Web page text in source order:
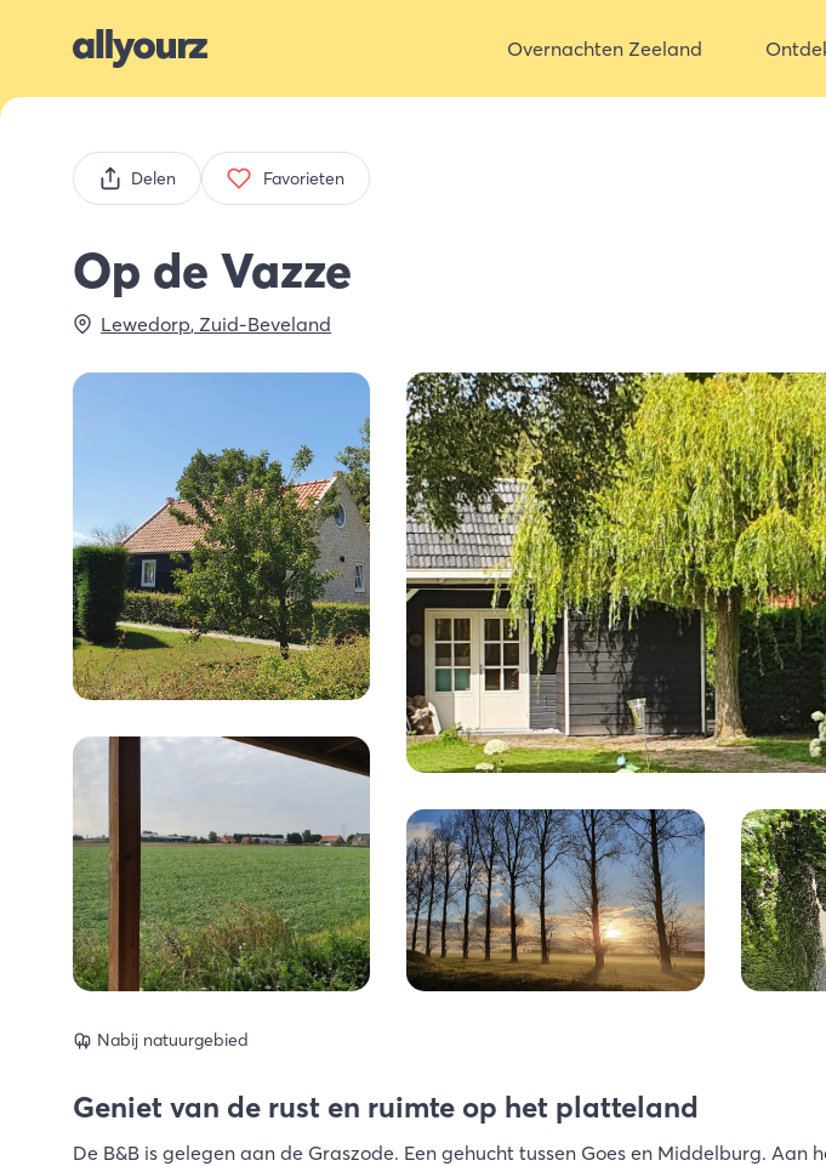
Overnachten Zeeland
Delen Favorieten
Op de Vazze
Lewedorp, Zuid-Beveland
Nabij natuurgebied
Geniet van de rust en ruimte op het platteland
De B&B is gelegen aan de Graszode. Een gehucht tussen Goes en Middelburg. Aan